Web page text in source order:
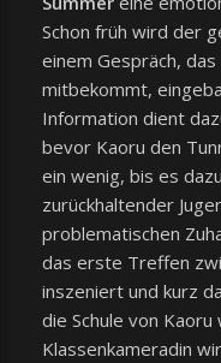
Schon früh wird der
einem Gespräch,
mitbekommt,
Information dient
bevor Kaoru den
ein wenig, bis es
zurückhaltender
problematischen
das erste Treffen
inszeniert und kurz
die Schule von
Klassenkameradin